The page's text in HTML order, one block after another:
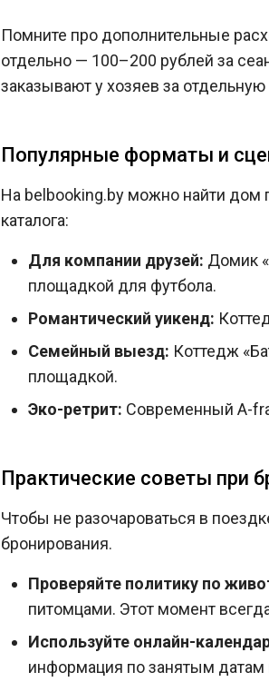
Помните про дополнительные
отдельно — 100–200 рублей за
заказывают у хозяев за отдельную
Популярные форматы и
На belbooking.by можно найти дом
каталога:
Для компании друзей: Домик
площадкой для футбола.
Романтический уикенд:
Семейный выезд: Коттедж
площадкой.
Эко-ретрит: Современный A-
Практические советы при
Чтобы не разочароваться в
бронирования.
Проверяйте политику по
питомцами. Этот момент
Используйте онлайн-
информация по занятым датам